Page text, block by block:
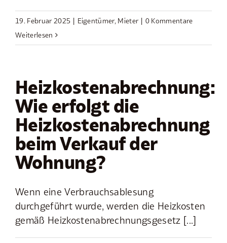
19. Februar 2025 Eigentümer, Mieter
0 Kommentare
Weiterlesen
Heizkostenabrechnung:
Wie erfolgt die
Heizkostenabrechnung
beim Verkauf der
Wohnung?
Wenn eine Verbrauchsablesung
durchgeführt wurde, werden die Heizkosten
gemäß Heizkostenabrechnungsgesetz [...]